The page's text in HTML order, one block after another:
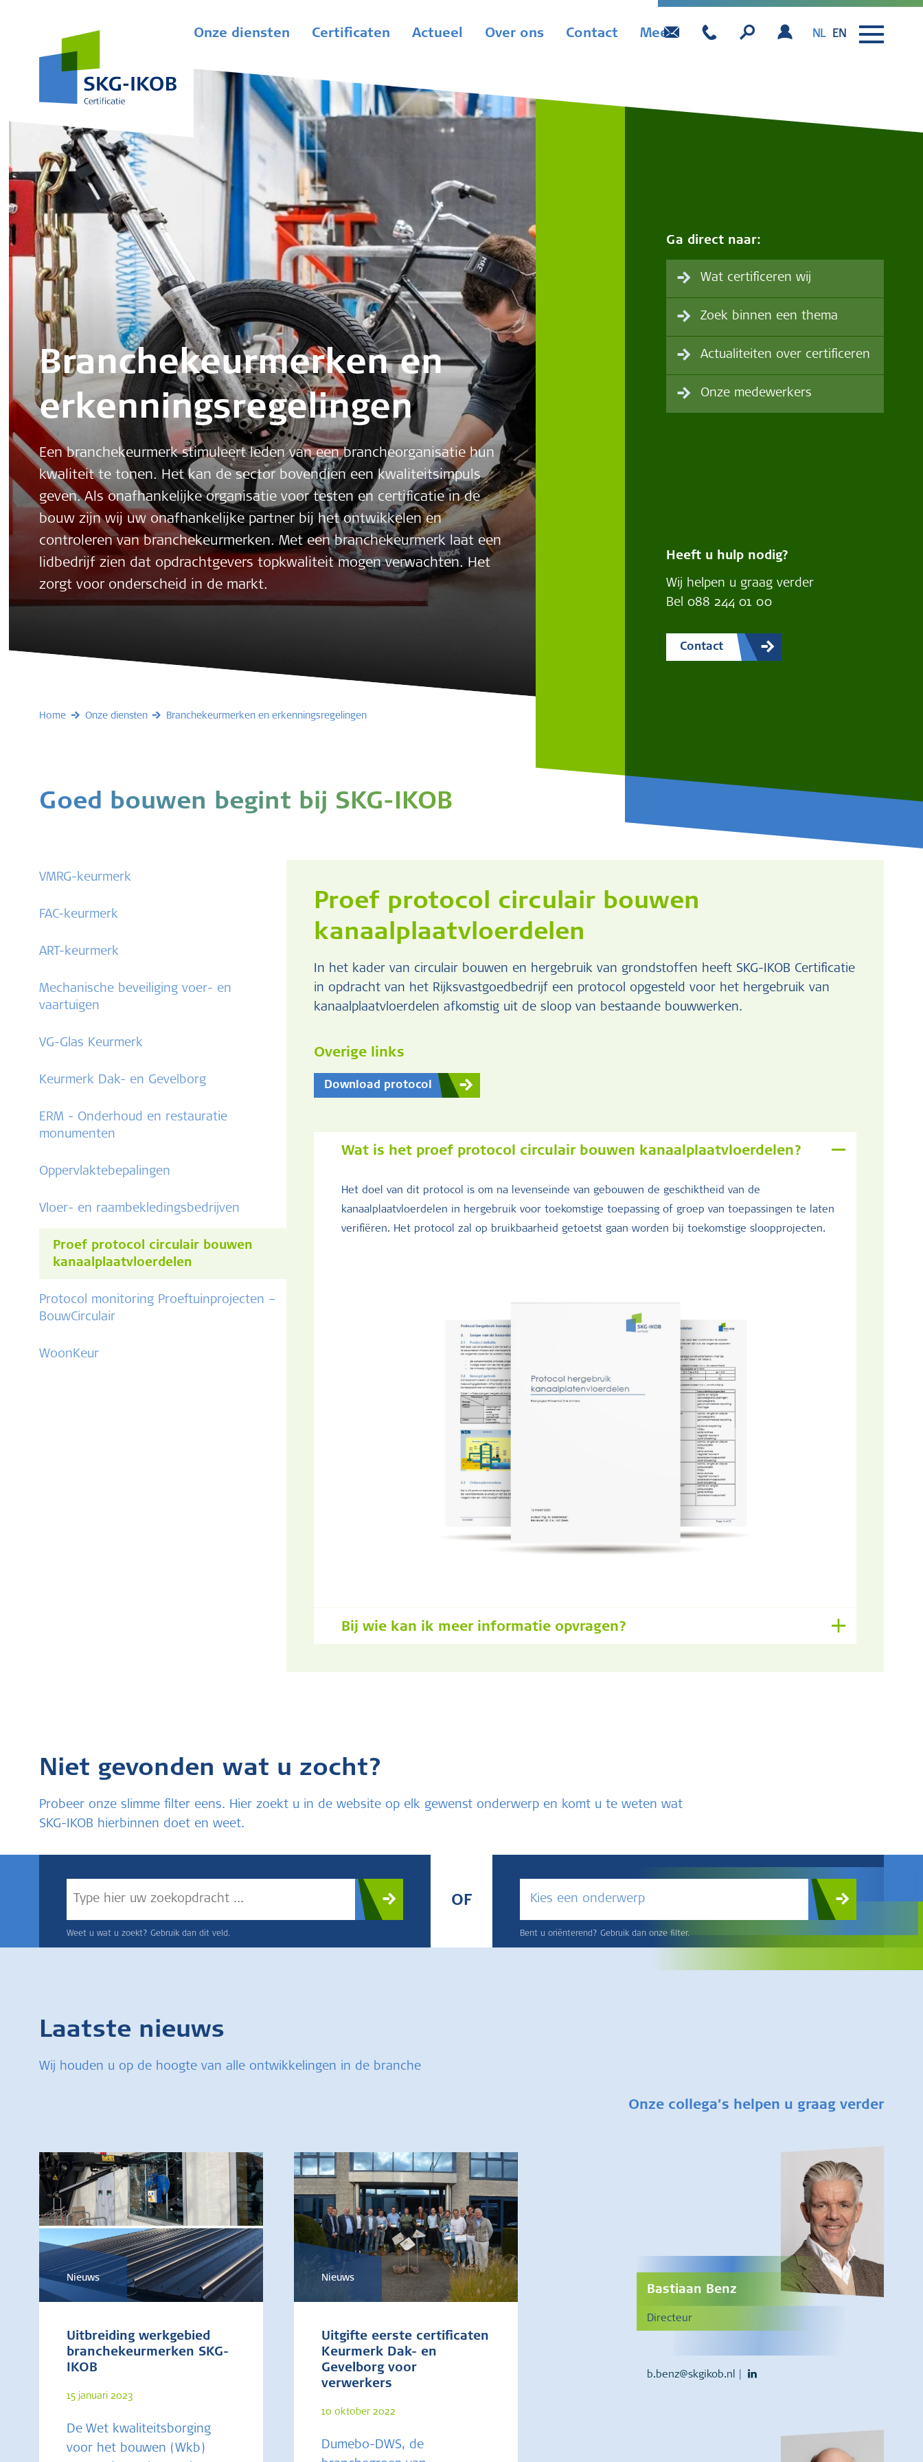
Onze diensten Certificaten Actueel Over ons Contact Meer NL EN
Branchekeurmerken en
erkenningsregelingen
Een branchekeurmerk stimuleert leden van een brancheorganisatie hun
kwaliteit te tonen. Het kan de sector bovendien een kwaliteitsimpuls
geven. Als onafhankelijke organisatie voor testen en certificatie in de
bouw zijn wij uw onafhankelijke partner bij het ontwikkelen en
controleren van branchekeurmerken. Met een branchekeurmerk laat een
lidbedrijf zien dat opdrachtgevers topkwaliteit mogen verwachten. Het
zorgt voor onderscheid in de markt.
Home Onze diensten Branchekeurmerken en erkenningsregelingen
Ga direct naar:
Wat certificeren wij
Zoek binnen een thema
Actualiteiten over certificeren
Onze medewerkers
Heeft u hulp nodig?
Wij helpen u graag verder
Bel088 244 01 00
Contact
Goed bouwen begint bij SKG-IKOB
VMRG-keurmerk
FAC-keurmerk
ART-keurmerk
Mechanische beveiliging voer- en
vaartuigen
VG-Glas Keurmerk
Keurmerk Dak- en Gevelborg
ERM - Onderhoud en restauratie
monumenten
Oppervlaktebepalingen
Vloer- en raambekledingsbedrijven
Proef protocol circulair bouwen
kanaalplaatvloerdelen
Protocol monitoring Proeftuinprojecten –
BouwCirculair
WoonKeur
Proef protocol circulair bouwen
kanaalplaatvloerdelen
In het kader van circulair bouwen en hergebruik van grondstoffen heeft SKG-IKOB Certificatie
in opdracht van het Rijksvastgoedbedrijf een protocol opgesteld voor het hergebruik van
kanaalplaatvloerdelen afkomstig uit de sloop van bestaande bouwwerken.
Overige links
Download protocol
Wat is het proef protocol circulair bouwen kanaalplaatvloerdelen?
Het doel van dit protocol is om na levenseinde van gebouwen de geschiktheid van de
kanaalplaatvloerdelen in hergebruik voor toekomstige toepassing of groep van toepassingen te laten
verifiëren. Het protocol zal op bruikbaarheid getoetst gaan worden bij toekomstige sloopprojecten.
Bij wie kan ik meer informatie opvragen?
Niet gevonden wat u zocht?
Probeer onze slimme filter eens. Hier zoekt u in de website op elk gewenst onderwerp en komt u te weten wat
SKG-IKOB hierbinnen doet en weet.
Weet u wat u zoekt? Gebruik dan dit veld.
OF Kies een onderwerp
Bent u oriënterend? Gebruik dan onze filter.
Laatste nieuws
Wij houden u op de hoogte van alle ontwikkelingen in de branche
Nieuws
Uitbreiding werkgebied
branchekeurmerken SKG-
IKOB
15 januari 2023
De Wet kwaliteitsborging
voor het bouwen (Wkb)
Nieuws
Uitgifte eerste certificaten
Keurmerk Dak- en
Gevelborg voor
verwerkers
10 oktober 2022
Dumebo-DWS, de
Onze collega’s helpen u graag verder
Bastiaan Benz
Directeur
b.benz@skgikob.nl